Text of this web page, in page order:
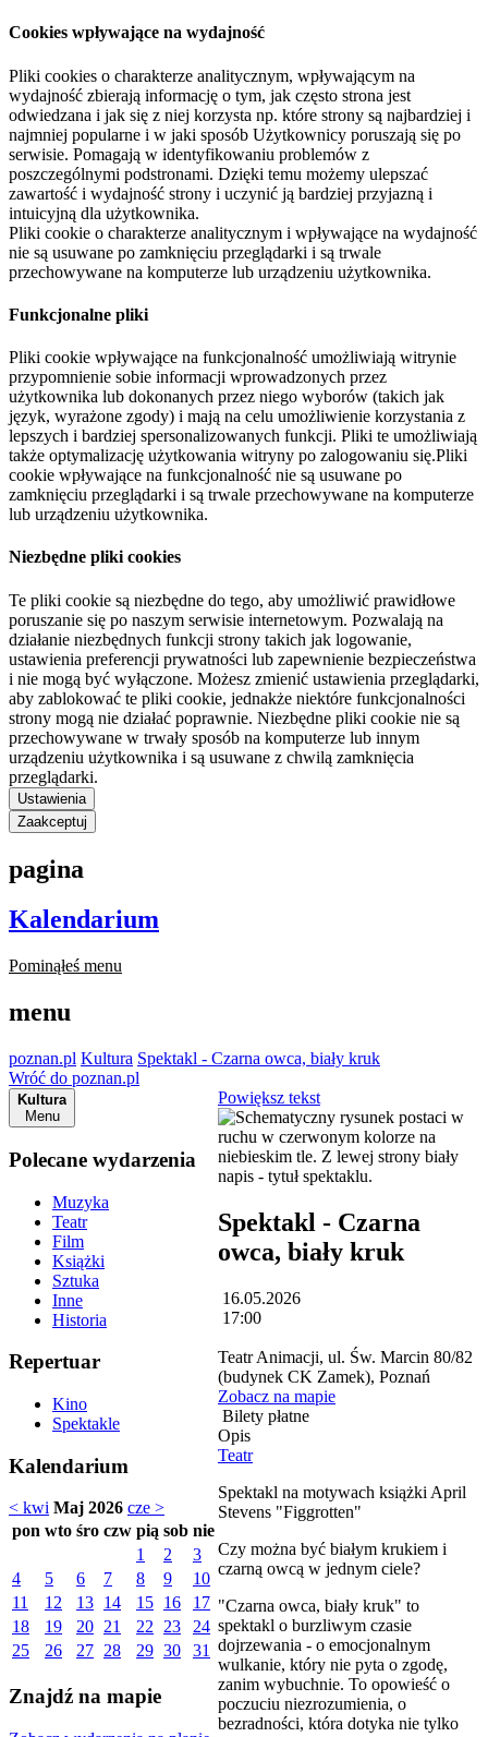
Cookies wpływające na wydajność
Pliki cookies o charakterze analitycznym, wpływającym na
wydajność zbierają informację o tym, jak często strona jest
odwiedzana i jak się z niej korzysta np. które strony są najbardziej i
najmniej popularne i w jaki sposób Użytkownicy poruszają się po
serwisie. Pomagają w identyfikowaniu problemów z
poszczególnymi podstronami. Dzięki temu możemy ulepszać
zawartość i wydajność strony i uczynić ją bardziej przyjazną i
intuicyjną dla użytkownika.
Pliki cookie o charakterze analitycznym i wpływające na wydajność
nie są usuwane po zamknięciu przeglądarki i są trwale
przechowywane na komputerze lub urządzeniu użytkownika.
Funkcjonalne pliki
Pliki cookie wpływające na funkcjonalność umożliwiają witrynie
przypomnienie sobie informacji wprowadzonych przez
użytkownika lub dokonanych przez niego wyborów (takich jak
język, wyrażone zgody) i mają na celu umożliwienie korzystania z
lepszych i bardziej spersonalizowanych funkcji. Pliki te umożliwiają
także optymalizację użytkowania witryny po zalogowaniu się.Pliki
cookie wpływające na funkcjonalność nie są usuwane po
zamknięciu przeglądarki i są trwale przechowywane na komputerze
lub urządzeniu użytkownika.
Niezbędne pliki cookies
Te pliki cookie są niezbędne do tego, aby umożliwić prawidłowe
poruszanie się po naszym serwisie internetowym. Pozwalają na
działanie niezbędnych funkcji strony takich jak logowanie,
ustawienia preferencji prywatności lub zapewnienie bezpieczeństwa
i nie mogą być wyłączone. Możesz zmienić ustawienia przeglądarki,
aby zablokować te pliki cookie, jednakże niektóre funkcjonalności
strony mogą nie działać poprawnie. Niezbędne pliki cookie nie są
przechowywane w trwały sposób na komputerze lub innym
urządzeniu użytkownika i są usuwane z chwilą zamknięcia
przeglądarki.
Ustawienia
Zaakceptuj
pagina
Kalendarium
Pominąłeś menu
menu
poznan.pl Kultura Spektakl - Czarna owca, biały kruk
Wróć do poznan.pl
Kultura
Menu
Polecane wydarzenia
Muzyka
Teatr
Film
Książki
Sztuka
Inne
Historia
Repertuar
Kino
Spektakle
Kalendarium
< kwi Maj 2026 cze >
pon wto śro czw pią sob nie
1
2
3
4
5 6 7 8 9
10
11
12 13 14 15 16
17
18
19 20 21 22 23
24
25
26 27 28 29 30 31
Znajdź na mapie
Powiększ tekst
Spektakl - Czarna
owca, biały kruk
16.05.2026
17:00
Teatr Animacji, ul. Św. Marcin 80/82
(budynek CK Zamek), Poznań
Zobacz na mapie
Bilety płatne
Opis
Teatr
Spektakl na motywach książki April
Stevens "Figgrotten"
Czy można być białym krukiem i
czarną owcą w jednym ciele?
"Czarna owca, biały kruk" to
spektakl o burzliwym czasie
dojrzewania - o emocjonalnym
wulkanie, który nie pyta o zgodę,
zanim wybuchnie. To opowieść o
poczuciu niezrozumienia, o
bezradności, która dotyka nie tylko